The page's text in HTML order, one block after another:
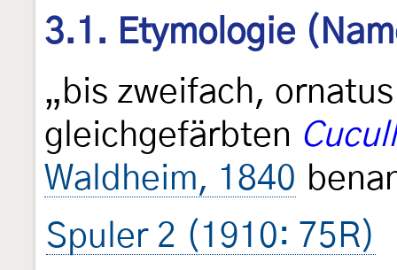
3.1. Etymologie
„bis zweifach,
gleichgefärbten
Waldheim, 1840
Spuler 2 (1910: 75R)